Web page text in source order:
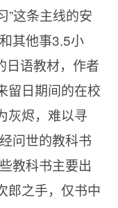
”这条主线的安
其他事3.5小
日语教材，作者
留日期间的在校
灰烬，难以寻
问世的教科书
教科书主要出
郎之手，仅书中